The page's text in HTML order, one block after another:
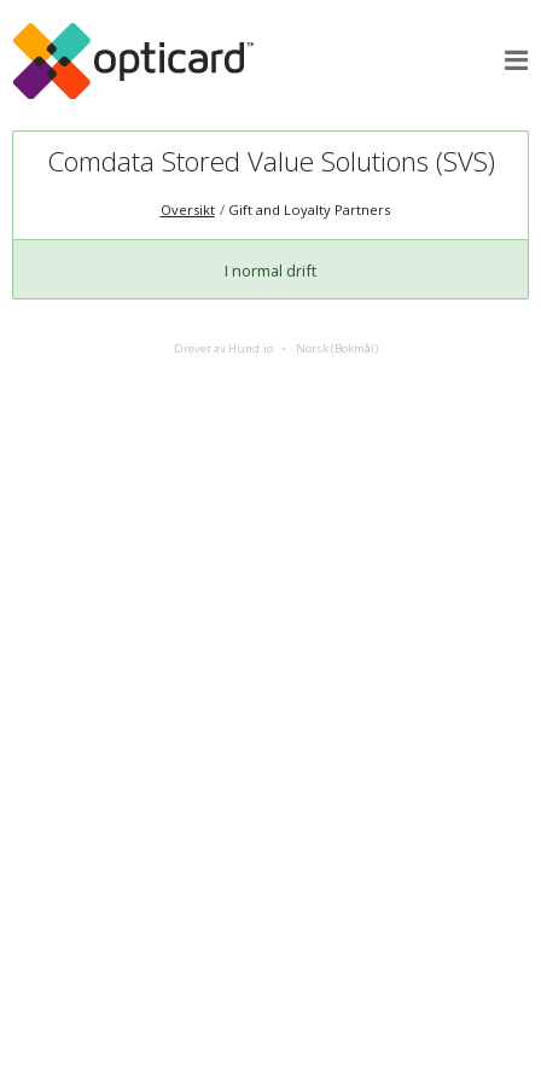
Comdata Stored Value Solutions (SVS)
Oversikt Gift and Loyalty Partners
I normal drift
Drevet av Hund.io Norsk (Bokmål)